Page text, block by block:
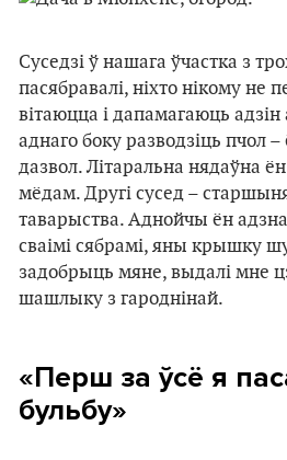
Суседзі ў нашага ўчастка з
пасябравалі, ніхто нікому не
вітаюцца і дапамагаюць
аднаго боку разводзіць пчол
дазвол. Літаральна нядаўна
мёдам. Другі сусед –
таварыства. Аднойчы ён
сваімі сябрамі, яны крышку
задобрыць мяне, выдалі мне
шашлыку з гароднінай.
«Перш за ўсё я
бульбу»